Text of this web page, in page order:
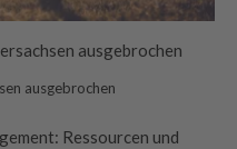
ausgebrochen
ausgebrochen
Ressourcen und